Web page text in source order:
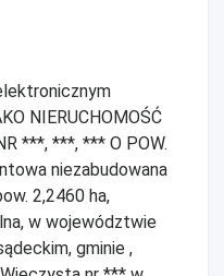
NIERUCHOMOŚĆ
***, ***, *** O POW.
niezabudowana
2,2460 ha,
w województwie
gminie ,